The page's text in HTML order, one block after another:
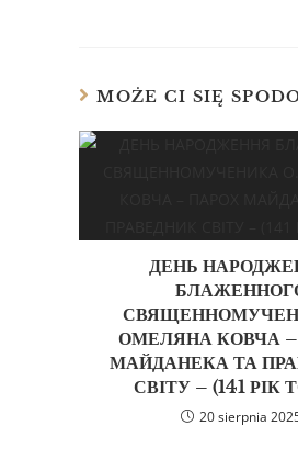
MOŻE CI SIĘ
ДЕНЬ
ОМЕЛЯНА КОВЧА
МАЙДАНЕКА ТА
СВІТУ – (141 РІК
20 sierpnia